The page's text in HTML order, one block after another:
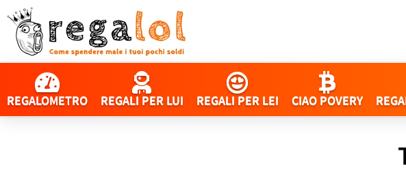
REGALOMETRO REGALI PER LUI REGALI PER LEI CIAO POVERY